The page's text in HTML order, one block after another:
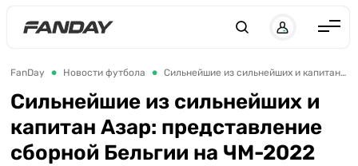
Англия
Испания
Германия
Италия
FanDay Новости футбола Сильнейшие из сильнейших и капитан Азар: представление сборной Бельгии на ЧМ-2022
Сильнейшие из сильнейших и
капитан Азар: представление
сборной Бельгии на ЧМ-2022